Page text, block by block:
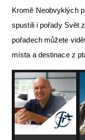
Kromě Neobvyklých
spustili i pořady Svět
pořadech můžete
místa a destinace z